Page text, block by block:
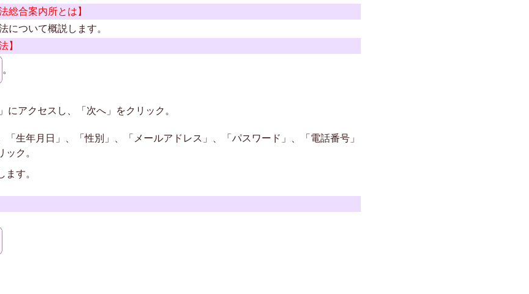
総合案内所とは】
について概説します。
】
。
」にアクセスし、「次へ」をクリック。
「生年月日」、「性別」、「メールアドレス」、「パスワード」、「電話番号」
ック。
ます。